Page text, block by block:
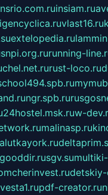
insiam.ru
vlast16.ru
extelopedia.ru
snpi.org.rurunning-
chel.net.rurust-loco.ru
ngr.spb.ru
24hostel.msk.ruw-
malinasp.ru
gooddir.rusgv.su
cherinvest.ru
pdf-creator.ru